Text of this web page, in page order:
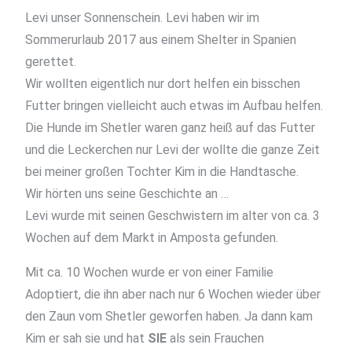
Levi unser Sonnenschein. Levi haben wir im
Sommerurlaub 2017 aus einem Shelter in Spanien
gerettet.
Wir wollten eigentlich nur dort helfen ein bisschen
Futter bringen vielleicht auch etwas im Aufbau helfen.
Die Hunde im Shetler waren ganz heiß auf das Futter
und die Leckerchen nur Levi der wollte die ganze Zeit
bei meiner großen Tochter Kim in die Handtasche.
Wir hörten uns seine Geschichte an …
Levi wurde mit seinen Geschwistern im alter von ca. 3
Wochen auf dem Markt in Amposta gefunden.
Mit ca. 10 Wochen wurde er von einer Familie
Adoptiert, die ihn aber nach nur 6 Wochen wieder über
den Zaun vom Shetler geworfen haben. Ja dann kam
Kim er sah sie und hat SIE als sein Frauchen